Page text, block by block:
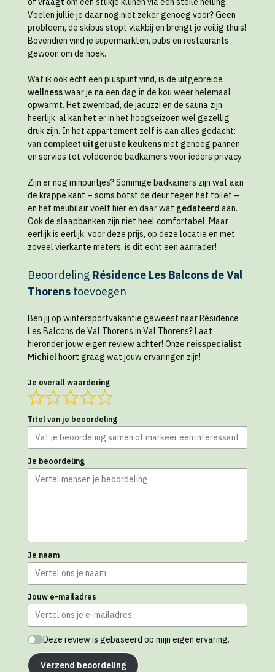
Voelen jullie je daar nog niet zeker genoeg voor? Geen
probleem, de skibus stopt vlakbij en brengt je veilig thuis!
Bovendien vind je supermarkten, pubs en restaurants
gewoon om de hoek.
Wat ik ook echt een pluspunt vind, is de uitgebreide
wellnesswaar je na een dag in de kou weer helemaal
opwarmt. Het zwembad, de jacuzzi en de sauna zijn
heerlijk, al kan het er in het hoogseizoen wel gezellig
druk zijn. In het appartement zelf is aan alles gedacht:
van compleet uitgeruste keukensmet genoeg pannen
en servies tot voldoende badkamers voor ieders privacy.
Zijn er nog minpuntjes? Sommige badkamers zijn wat aan
de krappe kant – soms botst de deur tegen het toilet –
en het meubilair voelt hier en daar wat gedateerd aan.
Ook de slaapbanken zijn niet heel comfortabel. Maar
eerlijk is eerlijk: voor deze prijs, op deze locatie en met
zoveel vierkante meters, is dit echt een aanrader!
Beoordeling Résidence Les Balcons de Val
Thorens toevoegen
Ben jij op wintersportvakantie geweest naar Résidence
Les Balcons de Val Thorens in Val Thorens? Laat
hieronder jouw eigen review achter! Onze reisspecialist
Michielhoort graag wat jouw ervaringen zijn!
Je overall waardering
Titel van je beoordeling
Je beoordeling
Je naam
Jouw e-mailadres
Deze review is gebaseerd op mijn eigen ervaring.
Verzend beoordeling